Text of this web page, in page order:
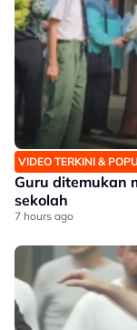
VIDEO TERKINI &
Guru ditemukan
sekolah
7 hours ago